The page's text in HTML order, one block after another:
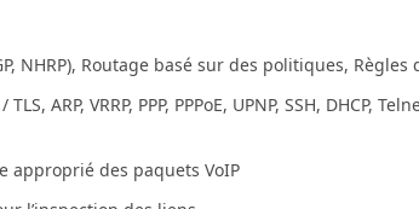
NHRP), Routage basé sur des politiques,
ARP, VRRP, PPP, PPPoE, UPNP, SSH, DHCP,
approprié des paquets VoIP